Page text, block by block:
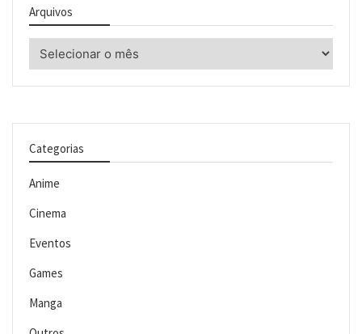
Arquivos
Arquivos
Categorias
Anime
Cinema
Eventos
Games
Manga